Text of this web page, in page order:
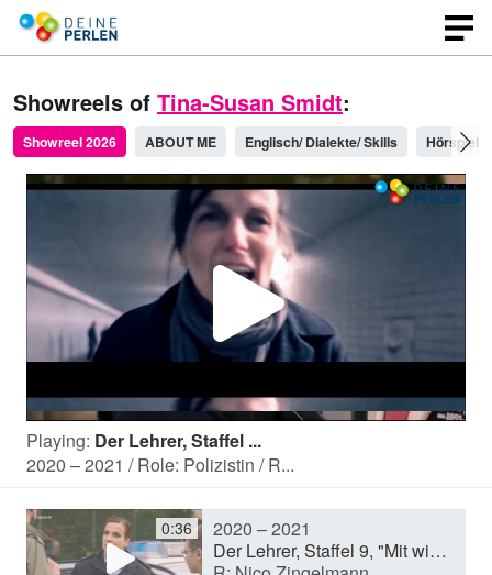
Showreels of Tina-Susan Smidt:
Showreel 2026 ABOUT ME Englisch/ Dialekte/ Skills
P
l
a
Playing: Der Lehrer, Staffel ...
2020 – 2021 / Role: Polizistin / R...
0:36
2020 – 2021
Der Lehrer, Staffel 9, "Mit wieviel L schreibt man Bullshit? (TV series)